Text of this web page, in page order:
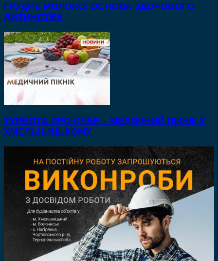
ГРУДНЕ МОЛОКО: ОСНОВА ЗДОРОВОГО
ДИТИНСТВА
ТУРБОТА ПРО СЕБЕ – МЕДИЧНИЙ ПІКНІК У
ХМЕЛЬНИЦЬКОМУ